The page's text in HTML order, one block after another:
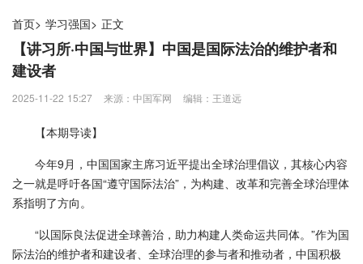
首页> 学习强国> 正文
【讲习所·中国与世界】中国是国际法治的维护者和
建设者
2025-11-22 15:27 来源：中国军网 编辑：王道远
【本期导读】
今年9月，中国国家主席习近平提出全球治理倡议，其核心内容
之一就是呼吁各国“遵守国际法治”，为构建、改革和完善全球治理体
系指明了方向。
“以国际良法促进全球善治，助力构建人类命运共同体。”作为国
际法治的维护者和建设者、全球治理的参与者和推动者，中国积极